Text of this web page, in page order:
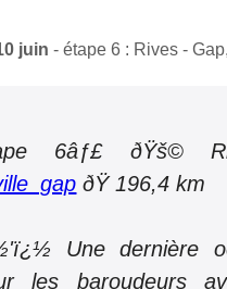
juin - étape 6 : Rives -
6âƒ£ ðŸš©
ðŸ 196,4 km
Une dernière
les baroudeurs